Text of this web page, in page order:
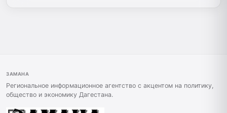
ЗАМАНА
Региональное информационное агентство с акцентом на политику,
общество и экономику Дагестана.